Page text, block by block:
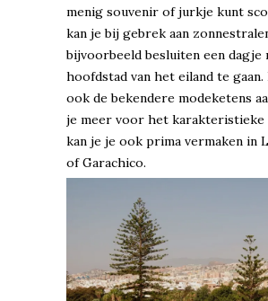
menig souvenir of jurkje kunt
kan je bij gebrek aan
bijvoorbeeld besluiten een dagje
hoofdstad van het eiland te
ook de bekendere modeketens
je meer voor het karakteristieke
kan je je ook prima vermaken in
of Garachico.